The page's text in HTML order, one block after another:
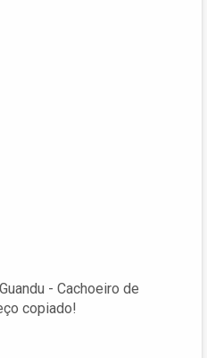
- Cachoeiro de
copiado!